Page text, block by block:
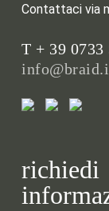
Contattaci via
T + 39 0733
richiedi